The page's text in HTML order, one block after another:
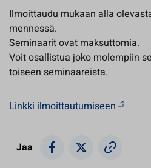
Ilmoittaudu mukaan alla
mennessä.
Seminaarit ovat maksuttomia.
Voit osallistua joko molempiin
toiseen seminaareista.
Linkki ilmoittautumiseen
Jaa